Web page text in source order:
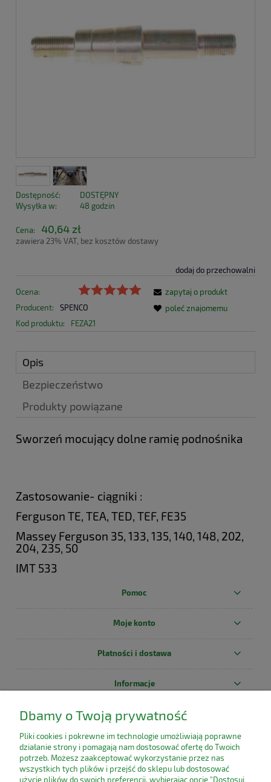
Dostępność:
DOSTĘPNY
Wysyłka w:
48 godzin
Cena: 40,64 zł
zawiera 23% VAT, bez kosztów dostawy
dodaj do przechowalni
Ocena:
Producent:
SPENCO
Kod produktu:
FEZA21
zapytaj o produkt
poleć znajomemu
Opis
Bezpieczeństwo
Produkty powiązane
Sworzeń mocujący dolne ramię podnośnika
Zastosowanie- ciągniki :
Ferguson TE, TEA, TED, TEF, FE35
Massey Ferguson 35, 133, 135, 140, 148, 202,
204, 235, 50
IMT 533
Pomoc
Moje konto
Płatności i dostawa
Informacje
O nas
Dbamy o Twoją prywatność
Pliki cookies i pokrewne im technologie umożliwiają poprawne
działanie strony i pomagają nam dostosować ofertę do Twoich
potrzeb. Możesz zaakceptować wykorzystanie przez nas
wszystkich tych plików i przejść do sklepu lub dostosować
użycie plików do swoich preferencji, wybierając opcję "Dostosuj